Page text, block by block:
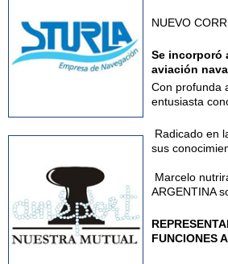
NUEVO
Se incorporó
aviación
Con profunda
entusiasta
Radicado en
sus
Marcelo
ARGENTINA
FUNCIONES